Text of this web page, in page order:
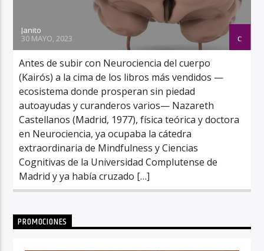
Janito
30 MAYO, 2023
Antes de subir con Neurociencia del cuerpo
(Kairós) a la cima de los libros más vendidos —
ecosistema donde prosperan sin piedad
autoayudas y curanderos varios— Nazareth
Castellanos (Madrid, 1977), física teórica y doctora
en Neurociencia, ya ocupaba la cátedra
extraordinaria de Mindfulness y Ciencias
Cognitivas de la Universidad Complutense de
Madrid y ya había cruzado […]
PROMOCIONES